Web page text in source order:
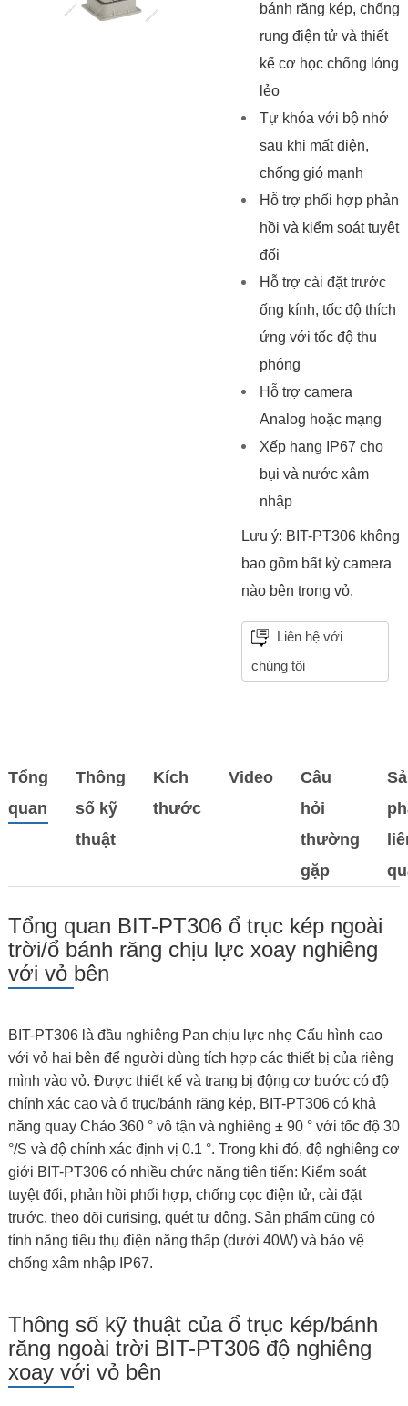
bánh răng kép, chống
rung điện tử và thiết
kế cơ học chống lỏng
lẻo
Tự khóa với bộ nhớ
sau khi mất điện,
chống gió mạnh
Hỗ trợ phối hợp phản
hồi và kiểm soát tuyệt
đối
Hỗ trợ cài đặt trước
ống kính, tốc độ thích
ứng với tốc độ thu
phóng
Hỗ trợ camera
Analog hoặc mạng
Xếp hạng IP67 cho
bụi và nước xâm
nhập
Lưu ý: BIT-PT306 không
bao gồm bất kỳ camera
nào bên trong vỏ.
Liên hệ với
chúng tôi
Tổng
quan
Thông
số kỹ
thuật
Kích
thước
Video
Câu
hỏi
thường
gặp
Tổng quan BIT-PT306 ổ trục kép ngoài
trời/ổ bánh răng chịu lực xoay nghiêng
với vỏ bên
BIT-PT306 là đầu nghiêng Pan chịu lực nhẹ Cấu hình cao
với vỏ hai bên để người dùng tích hợp các thiết bị của riêng
mình vào vỏ. Được thiết kế và trang bị động cơ bước có độ
chính xác cao và ổ trục/bánh răng kép, BIT-PT306 có khả
năng quay Chảo 360 ° vô tận và nghiêng ± 90 ° với tốc độ 30
°/S và độ chính xác định vị 0.1 °. Trong khi đó, độ nghiêng cơ
giới BIT-PT306 có nhiều chức năng tiên tiến: Kiểm soát
tuyệt đối, phản hồi phối hợp, chống cọc điện tử, cài đặt
trước, theo dõi curising, quét tự động. Sản phẩm cũng có
tính năng tiêu thụ điện năng thấp (dưới 40W) và bảo vệ
chống xâm nhập IP67.
Thông số kỹ thuật của ổ trục kép/bánh
răng ngoài trời BIT-PT306 độ nghiêng
xoay với vỏ bên